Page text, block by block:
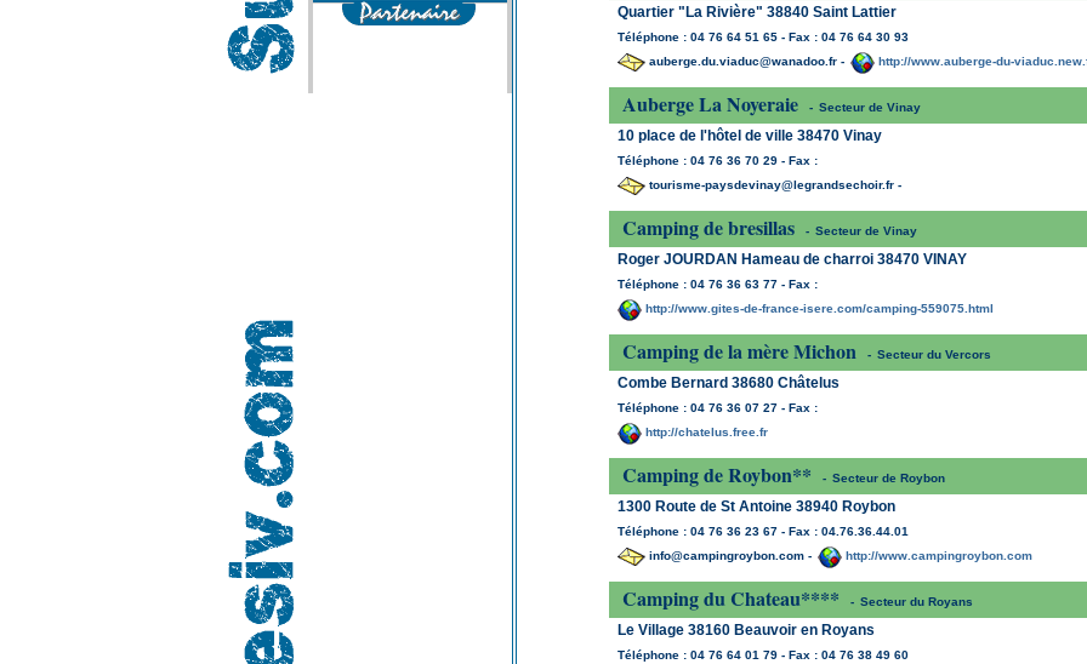
Quartier "La Rivière" 38840 Saint Lattier
Téléphone : 04 76 64 51 65 - Fax : 04 76 64 30 93
auberge.du.viaduc@wanadoo.fr -
http://www.auberge-du-
Auberge La Noyeraie - Secteur de Vinay
10 place de l'hôtel de ville 38470 Vinay
Téléphone : 04 76 36 70 29 - Fax :
tourisme-paysdevinay@legrandsechoir.fr -
Camping de bresillas - Secteur de Vinay
Roger JOURDAN Hameau de charroi 38470 VINAY
Téléphone : 04 76 36 63 77 - Fax :
http://www.gites-de-france-isere.com/camping-559075.html
Camping de la mère Michon - Secteur du Vercors
Combe Bernard 38680 Châtelus
Téléphone : 04 76 36 07 27 - Fax :
http://chatelus.free.fr
Camping de Roybon** - Secteur de Roybon
1300 Route de St Antoine 38940 Roybon
Téléphone : 04 76 36 23 67 - Fax : 04.76.36.44.01
info@campingroybon.com -
http://www.campingroybon.com
Camping du Chateau**** - Secteur du Royans
Le Village 38160 Beauvoir en Royans
Téléphone : 04 76 64 01 79 - Fax : 04 76 38 49 60